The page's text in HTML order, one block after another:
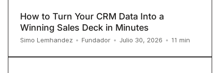
How to Turn Your CRM Data Into a
Winning Sales Deck in Minutes
Simo Lemhandez • Fundador • Julio 30, 2026 • 11 min